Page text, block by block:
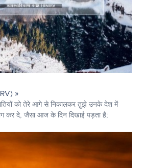
»
को तेरे आगे से निकालकर तुझे उनके देश में
कर दे, जैसा आज के दिन दिखाई पड़ता है;